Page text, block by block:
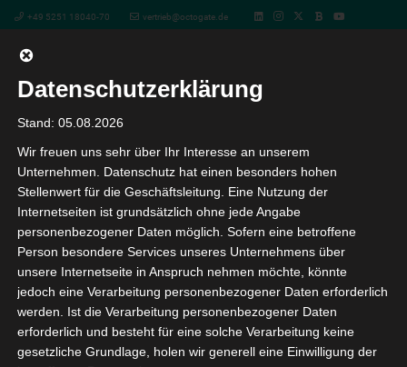
+49 5251 18040-70 vertrieb@octogate.de
Masterclass Schul-IT – Das Webinar
für städtische und schulische IT-
Admins
10. September 10:00-14:00
Die digitale Bildungstechnologie ist ein großes
und wichtiges Thema, welches auch
Datenschutzerklärung
Stand: 05.08.2026
Wir freuen uns sehr über Ihr Interesse an unserem
Unternehmen. Datenschutz hat einen besonders hohen
Stellenwert für die Geschäftsleitung. Eine Nutzung der
Internetseiten ist grundsätzlich ohne jede Angabe
personenbezogener Daten möglich. Sofern eine betroffene
Person besondere Services unseres Unternehmens über
unsere Internetseite in Anspruch nehmen möchte, könnte
jedoch eine Verarbeitung personenbezogener Daten erforderlich
werden. Ist die Verarbeitung personenbezogener Daten
erforderlich und besteht für eine solche Verarbeitung keine
gesetzliche Grundlage, holen wir generell eine Einwilligung der